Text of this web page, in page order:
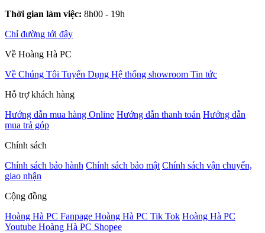
Thời gian làm việc: 8h00 - 19h
Chỉ đường tới đây
Về Hoàng Hà PC
Về Chúng Tôi Tuyển Dụng Hệ thống showroom Tin tức
Hỗ trợ khách hàng
Hướng dẫn mua hàng Online Hướng dẫn thanh toán Hướng dẫn
mua trả góp
Chính sách
Chính sách bảo hành Chính sách bảo mật Chính sách vận chuyển,
giao nhận
Cộng đồng
Hoàng Hà PC Fanpage Hoàng Hà PC Tik Tok Hoàng Hà PC
Youtube Hoàng Hà PC Shopee